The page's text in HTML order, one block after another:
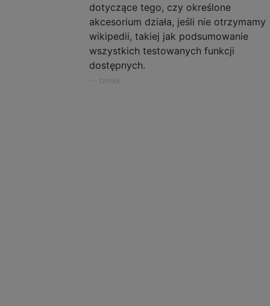
dotyczące tego, czy określone
akcesorium działa, jeśli nie otrzymamy
wikipedii, takiej jak podsumowanie
wszystkich testowanych funkcji
dostępnych.
bmike